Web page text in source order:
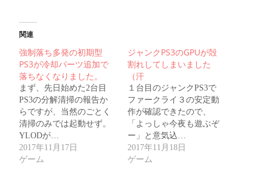
有
(新
し
い
ウ
ィ
ン
ド
ウ
で
開
き
ま
す)
リ
ッ
ク
し
て
く
だ
さ
い
(新
し
い
ィ
ン
有
(新
し
ウ
ィ
ン
ド
ウ
で
開
き
関連
強制落ち多発の初期型
PS3が冷却パーツ追加で
落ちなくなりました。
まず、先日始めた2台目
PS3の分解清掃の報告か
らですが、当然のごとく
清掃のみでは起動せず。
YLODが…
2017年11月17日
ゲーム
ジャンクPS3のGPUが殻
割れしてしまいました
（汗
１台目のジャンクPS3で
ファークライ３の安定動
作が確認できたので、
「よっしゃ今夜も遊ぶぞ
ー」と意気込…
2017年11月18日
ゲーム